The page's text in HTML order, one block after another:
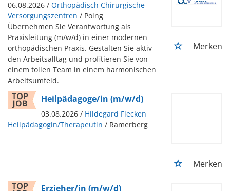
06.08.2026 / Orthopädisch Chirurgische
Versorgungszentren / Poing
Übernehmen Sie Verantwortung als
Praxisleitung (m/w/d) in einer modernen
orthopädischen Praxis. Gestalten Sie aktiv
den Arbeitsalltag und profitieren Sie von
einem tollen Team in einem harmonischen
Arbeitsumfeld.
Merken
Heilpädagoge/in (m/w/d)
03.08.2026 / Hildegard Flecken
Heilpädagogin/Therapeutin / Ramerberg
Merken
Erzieher/in (m/w/d)